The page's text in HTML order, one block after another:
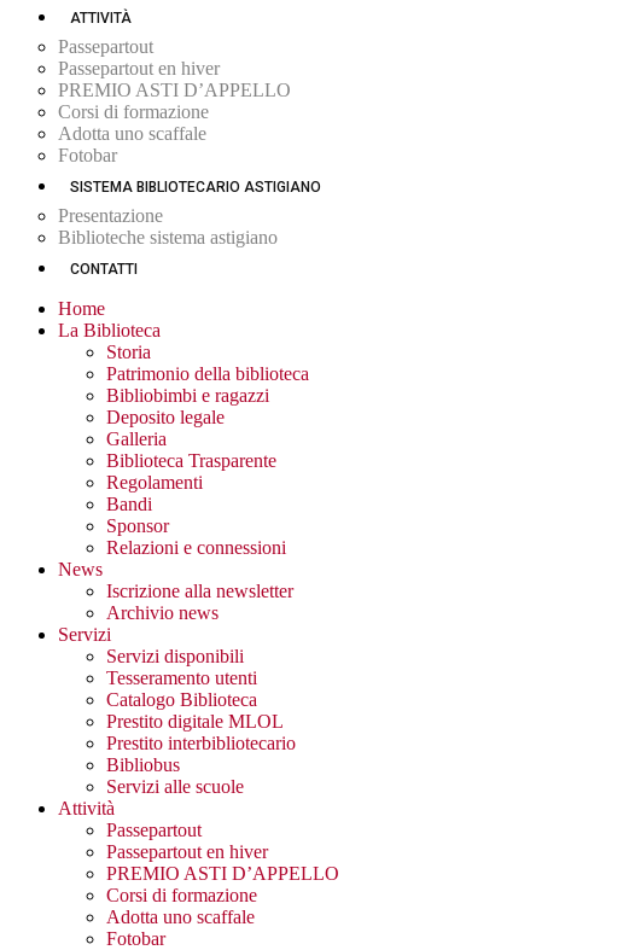
ATTIVITÀ
Passepartout
Passepartout en hiver
PREMIO ASTI D’APPELLO
Corsi di formazione
Adotta uno scaffale
Fotobar
SISTEMA BIBLIOTECARIO ASTIGIANO
Presentazione
Biblioteche sistema astigiano
CONTATTI
Home
La Biblioteca
Storia
Patrimonio della biblioteca
Bibliobimbi e ragazzi
Deposito legale
Galleria
Biblioteca Trasparente
Regolamenti
Bandi
Sponsor
Relazioni e connessioni
News
Iscrizione alla newsletter
Archivio news
Servizi
Servizi disponibili
Tesseramento utenti
Catalogo Biblioteca
Prestito digitale MLOL
Prestito interbibliotecario
Bibliobus
Servizi alle scuole
Attività
Passepartout
Passepartout en hiver
PREMIO ASTI D’APPELLO
Corsi di formazione
Adotta uno scaffale
Fotobar